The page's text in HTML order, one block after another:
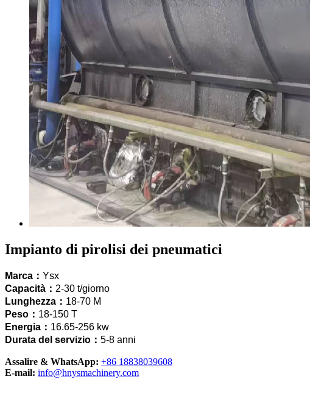
Impianto di pirolisi dei pneumatici
Marca： Ysx
Capacità： 2-30 t/giorno
Lunghezza： 18-70 M
Peso： 18-150 T
Energia： 16.65-256 kw
Durata del servizio： 5-8 anni
Assalire & WhatsApp: +86 18838039608
E-mail: info@hnysmachinery.com